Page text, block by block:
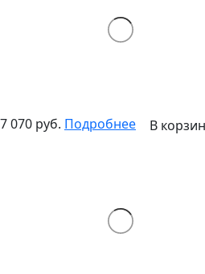
7 070 руб. Подробнее В